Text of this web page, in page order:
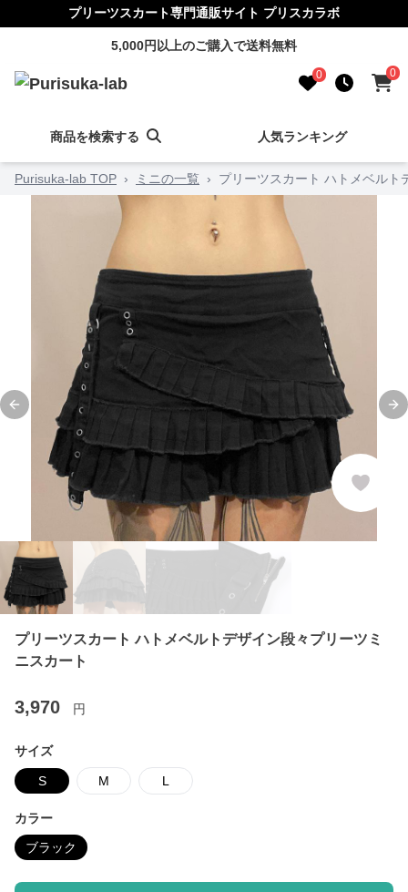
プリーツスカート専門通販サイト プリスカラボ
5,000円以上のご購入で送料無料
0 0
商品を検索する 人気ランキング
Purisuka-lab TOP › ミニの一覧 › プリーツスカート ハトメベルト
Previous slide
プリーツスカート ハトメベルトデザイン段々プリーツミ
ニスカート
3,970 円
サイズ
S M L
カラー
ブラック